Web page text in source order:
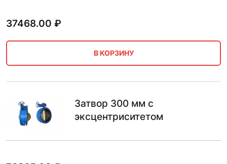
37468.00 ₽
В КОРЗИНУ
Затвор 300 мм с
эксцентриситетом